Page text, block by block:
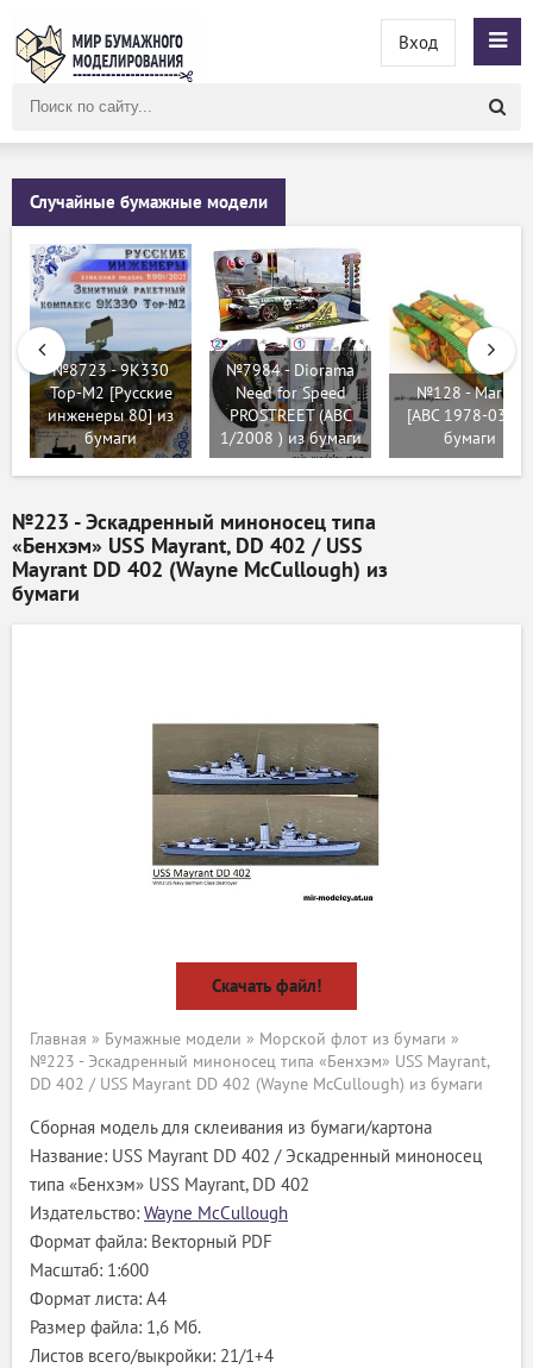
сайту
Вход
Случайные бумажные модели
№8723 - 9К330
Тор-М2 [Русские
инженеры 80] из
бумаги
№7984 - Diorama
Need for Speed
PROSTREET (ABC
1/2008 ) из бумаги
№128 - Mark 1
[ABC 1978-03] из
бумаги
№223 - Эскадренный миноносец типа
«Бенхэм» USS Mayrant, DD 402 / USS
Mayrant DD 402 (Wayne McCullough) из
бумаги
Скачать файл!
Главная » Бумажные модели » Морской флот из бумаги »
№223 - Эскадренный миноносец типа «Бенхэм» USS Mayrant,
DD 402 / USS Mayrant DD 402 (Wayne McCullough) из бумаги
Сборная модель для склеивания из бумаги/картона
Название: USS Mayrant DD 402 / Эскадренный миноносец
типа «Бенхэм» USS Mayrant, DD 402
Издательство: Wayne McCullough
Формат файла: Векторный PDF
Масштаб: 1:600
Формат листа: A4
Размер файла: 1,6 Мб.
Листов всего/выкройки: 21/1+4